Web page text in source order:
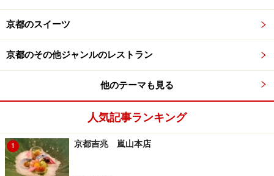
京都のスイーツ
京都のその他ジャンルのレストラン
他のテーマも見る
人気記事ランキング
1 京都吉兆 嵐山本店